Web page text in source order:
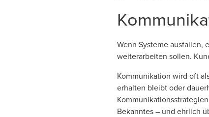
Wenn Systeme
weiterarbeiten sollen.
Kommunikation wird oft
erhalten bleibt oder
Bekanntes – und ehrlich